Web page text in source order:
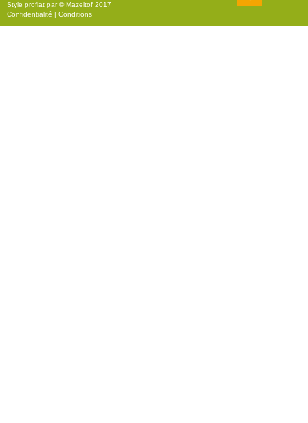
r
Style proflat par ©Mazeltof 2017
Confidentialité | Conditions